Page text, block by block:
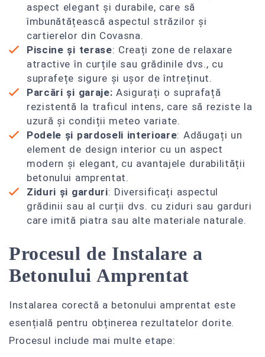
aspect elegant și durabile, care să
îmbunătățească aspectul străzilor și
cartierelor din Covasna.
Piscine și terase: Creați zone de relaxare
atractive în curțile sau grădinile dvs., cu
suprafețe sigure și ușor de întreținut.
Parcări și garaje: Asigurați o suprafață
rezistentă la traficul intens, care să reziste la
uzură și condiții meteo variate.
Podele și pardoseli interioare: Adăugați un
element de design interior cu un aspect
modern și elegant, cu avantajele durabilității
betonului amprentat.
Ziduri și garduri: Diversificați aspectul
grădinii sau al curții dvs. cu ziduri sau garduri
care imită piatra sau alte materiale naturale.
Procesul de Instalare a
Betonului Amprentat
Instalarea corectă a betonului amprentat este
esențială pentru obținerea rezultatelor dorite.
Procesul include mai multe etape: